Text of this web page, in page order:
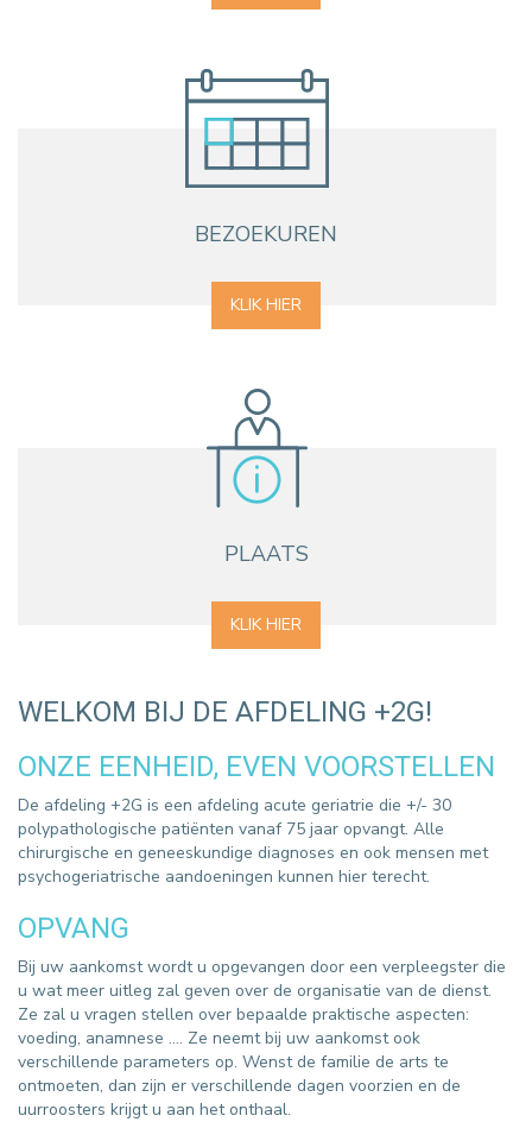
BEZOEKUREN
KLIK HIER
PLAATS
KLIK HIER
WELKOM BIJ DE AFDELING +2G!
ONZE EENHEID, EVEN VOORSTELLEN
De afdeling +2G is een afdeling acute geriatrie die +/- 30
polypathologische patiënten vanaf 75 jaar opvangt. Alle
chirurgische en geneeskundige diagnoses en ook mensen met
psychogeriatrische aandoeningen kunnen hier terecht.
OPVANG
Bij uw aankomst wordt u opgevangen door een verpleegster die
u wat meer uitleg zal geven over de organisatie van de dienst.
Ze zal u vragen stellen over bepaalde praktische aspecten:
voeding, anamnese …. Ze neemt bij uw aankomst ook
verschillende parameters op. Wenst de familie de arts te
ontmoeten, dan zijn er verschillende dagen voorzien en de
uurroosters krijgt u aan het onthaal.